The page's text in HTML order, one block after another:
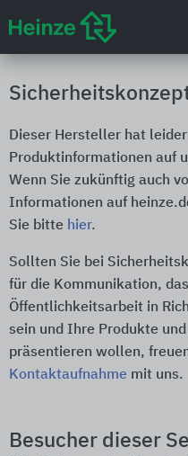
Dieser Hersteller hat
Produktinformationen auf
Wenn Sie zukünftig auch
Informationen auf
Sie bitte hier.
Sollten Sie bei
für die Kommunikation,
Öffentlichkeitsarbeit in
sein und Ihre Produkte
präsentieren wollen,
Kontaktaufnahme mit uns.
Besucher dieser